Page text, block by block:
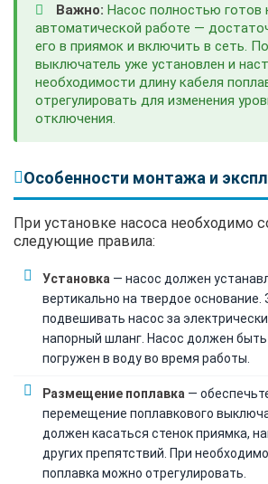
Важно: Насос полностью готов
автоматической работе —
его в приямок и включить в сеть.
выключатель уже установлен и
необходимости длину кабеля
отрегулировать для изменения
отключения.
Особенности монтажа и
При установке насоса необходимо
следующие правила:
Установка — насос должен
вертикально на твердое
подвешивать насос за
напорный шланг. Насос должен
погружен в воду во время работы.
Размещение поплавка —
перемещение поплавкового
должен касаться стенок приямка,
других препятствий. При
поплавка можно отрегулировать.